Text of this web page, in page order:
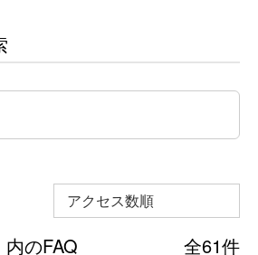
アクセス数順
内のFAQ 全61件